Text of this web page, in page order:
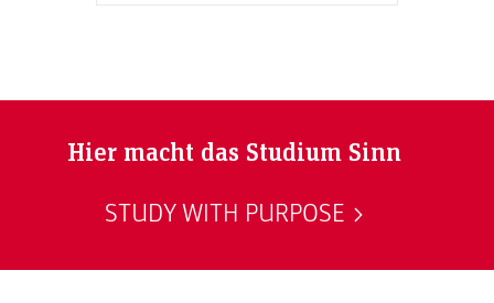
Hier macht das Studium Sinn
STUDY WITH PURPOSE